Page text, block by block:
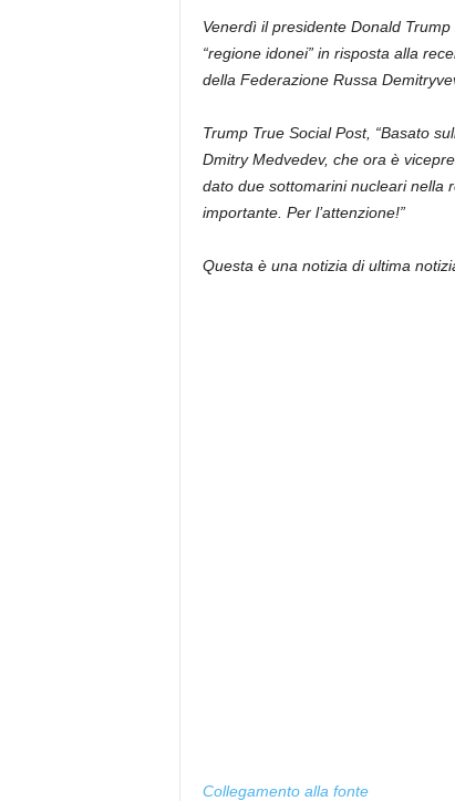
Venerdì il presidente Donald
“regione idonei” in risposta alla
della Federazione Russa
Trump True Social Post, “Basato
Dmitry Medvedev, che ora è
dato due sottomarini nucleari nella
importante. Per l’attenzione!”
Questa è una notizia di ultima
Collegamento alla fonte